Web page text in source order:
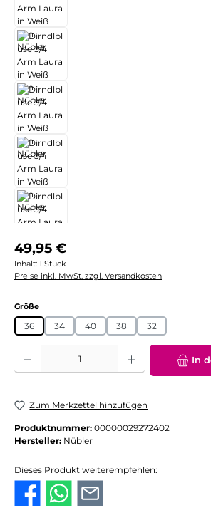
Regulärer Preis:
49,95 €
Inhalt: 1 Stück
Preise inkl. MwSt. zzgl. Versandkosten
Größeauswählen
36 34 40 38 32
Produkt Anzahl: Gib den gewünschten Wert ein
In
Zum Merkzettel hinzufügen
Produktnummer: 00000029272402
Hersteller: Nübler
Dieses Produkt weiterempfehlen: